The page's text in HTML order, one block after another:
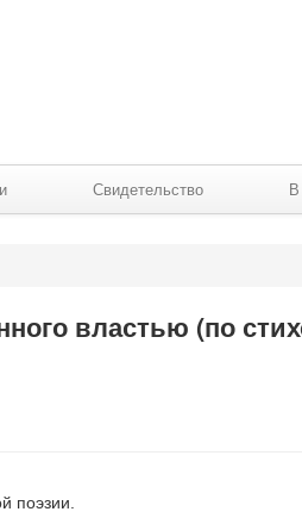
Свидетельство
властью (по
поэзии.